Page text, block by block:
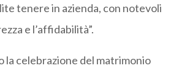
tenere in azienda, con notevoli
e l’affidabilità”.
la celebrazione del matrimonio